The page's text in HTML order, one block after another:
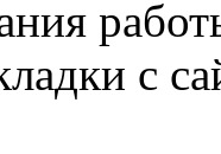
с